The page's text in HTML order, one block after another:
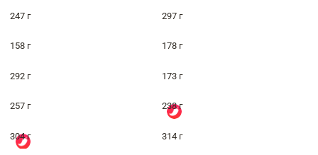
247 г 297 г
158 г 178 г
292 г 173 г
257 г 238 г
304 г 314 г